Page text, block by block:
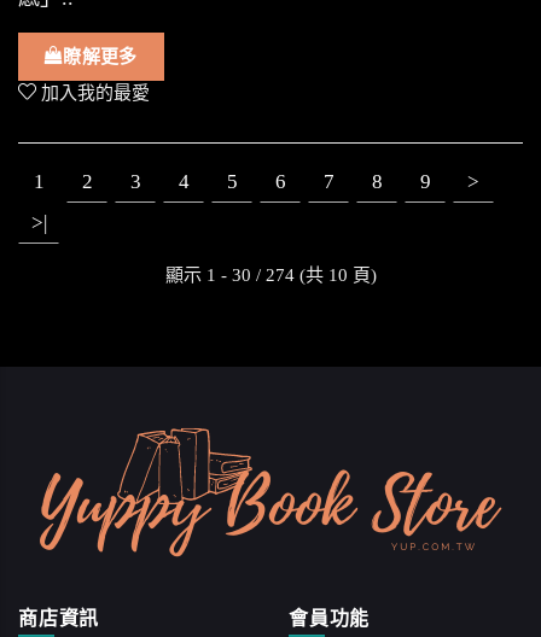
瞭解更多
加入我的最愛
1 2 3 4 5 6 7 8 9
>
>|
顯示 1 - 30 / 274 (共 10 頁)
商店資訊 會員功能